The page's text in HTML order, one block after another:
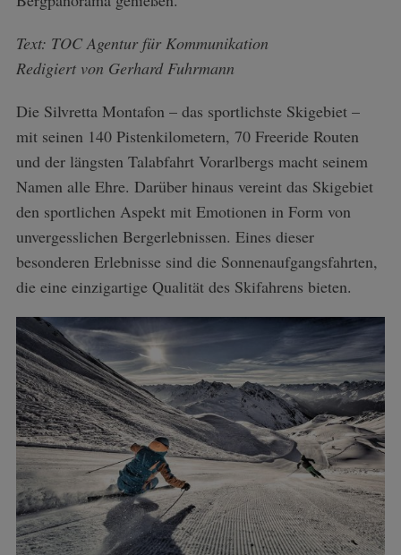
Text: TOC Agentur für Kommunikation
Redigiert von Gerhard Fuhrmann
Die Silvretta Montafon – das sportlichste Skigebiet –
mit seinen 140 Pistenkilometern, 70 Freeride Routen
und der längsten Talabfahrt Vorarlbergs macht seinem
Namen alle Ehre. Darüber hinaus vereint das Skigebiet
den sportlichen Aspekt mit Emotionen in Form von
unvergesslichen Bergerlebnissen. Eines dieser
besonderen Erlebnisse sind die Sonnenaufgangsfahrten,
die eine einzigartige Qualität des Skifahrens bieten.